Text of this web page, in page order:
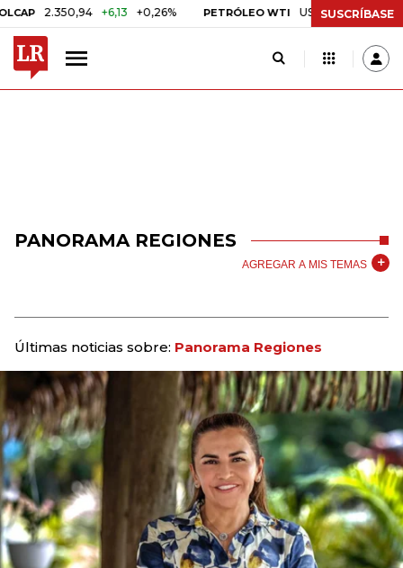
2.350,94 +6,13 +0,26% PETRÓLEO WTI US$ 78,01 US$ 2,92
SUSCRÍBASE
PANORAMA REGIONES
AGREGAR A MIS TEMAS
Últimas noticias sobre: Panorama Regiones